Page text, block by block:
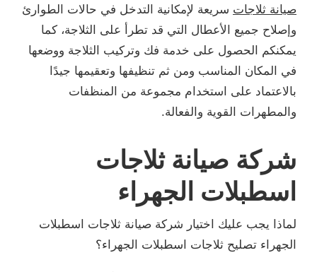
صيانة ثلاجات سريعة لإمكانية التدخل في حالات الطوارئ
وإصلاح جميع الأعطال التي قد تطرأ على الثلاجة، كما
يمكنكم الحصول على خدمة فك وتركيب الثلاجة ووضعها
في المكان المناسب ومن ثم تنظيفها وتعقيمها جيدًا
بالاعتماد على استخدام مجموعة من المنظفات
والمطهرات القوية والفعالة.
شركة صيانة ثلاجات
اسطبلات الجهراء
لماذا يجب عليك اختيار شركة صيانة ثلاجات اسطبلات
الجهراء تصليح ثلاجات اسطبلات الجهراء؟